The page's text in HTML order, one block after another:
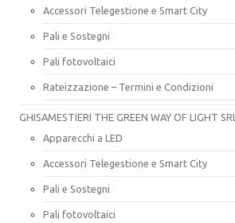
Accessori Telegestione e Smart City
Pali e Sostegni
Pali fotovoltaici
Rateizzazione – Termini e Condizioni
GHISAMESTIERI THE GREEN WAY OF LIGHT SRL
Apparecchi a LED
Accessori Telegestione e Smart City
Pali e Sostegni
Pali fotovoltaici